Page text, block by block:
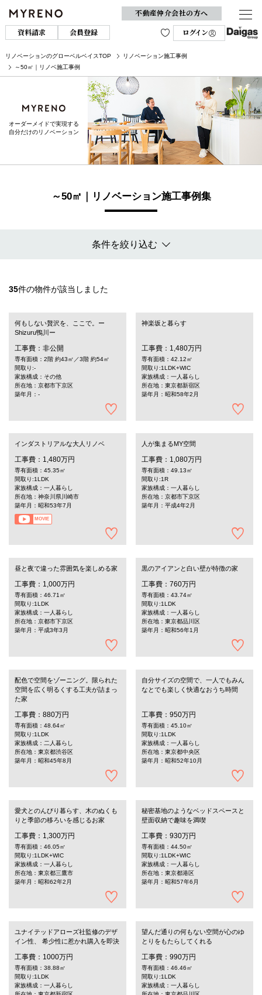
不動産仲介会社の方へ
資料請求
会員登録 ログイン
リノベーションのグローベルベイスTOP
リノベーション施工事例
～50㎡｜リノベ施工事例
オーダーメイドで実現する
自分だけのリノベーション
～50㎡｜リノベーション施工事例集
条件を絞り込む
35件の物件が該当しました
何もしない贅沢を、ここで。ー
Shizuru鴨川ー
工事費：非公開
専有面積：2階 約43㎡／3階 約54㎡
間取り:-
家族構成：その他
所在地：京都市下京区
築年月：-
神楽坂と暮らす
工事費：1,480万円
専有面積：42.12㎡
間取り:1LDK+WIC
家族構成：一人暮らし
所在地：東京都新宿区
築年月：昭和58年2月
インダストリアルな大人リノベ
工事費：1,480万円
専有面積：45.35㎡
間取り:1LDK
家族構成：一人暮らし
所在地：神奈川県川崎市
築年月：昭和53年7月
MOVIE
人が集まるMY空間
工事費：1,080万円
専有面積：49.13㎡
間取り:1R
家族構成：一人暮らし
所在地：京都市下京区
築年月：平成4年2月
昼と夜で違った雰囲気を楽しめる家
工事費：1,000万円
専有面積：46.71㎡
間取り:1LDK
家族構成：一人暮らし
所在地：京都市下京区
築年月：平成3年3月
黒のアイアンと白い壁が特徴の家
工事費：760万円
専有面積：43.74㎡
間取り:1LDK
家族構成：一人暮らし
所在地：東京都品川区
築年月：昭和56年1月
配色で空間をゾーニング。限られた
空間を広く明るくする工夫が詰まっ
た家
工事費：880万円
専有面積：48.64㎡
間取り:1LDK
家族構成：二人暮らし
所在地：東京都渋谷区
築年月：昭和45年8月
自分サイズの空間で、一人でもみん
なとでも楽しく快適なおうち時間
工事費：950万円
専有面積：45.10㎡
間取り:1LDK
家族構成：一人暮らし
所在地：東京都中央区
築年月：昭和52年10月
愛犬とのんびり暮らす、木のぬくも
りと季節の移ろいを感じるお家
工事費：1,300万円
専有面積：46.05㎡
間取り:1LDK+WIC
家族構成：一人暮らし
所在地：東京都三鷹市
築年月：昭和62年2月
秘密基地のようなベッドスペースと
壁面収納で趣味を満喫
工事費：930万円
専有面積：44.50㎡
間取り:1LDK+WIC
家族構成：一人暮らし
所在地：東京都港区
築年月：昭和57年6月
ユナイテッドアローズ社監修のデザ
イン性、 希少性に惹かれ購入を即決
工事費：1000万円
専有面積：38.88㎡
間取り:1LDK
家族構成：一人暮らし
望んだ通りの何もない空間が心のゆ
とりをもたらしてくれる
工事費：990万円
専有面積：46.46㎡
間取り:1LDK
家族構成：一人暮らし